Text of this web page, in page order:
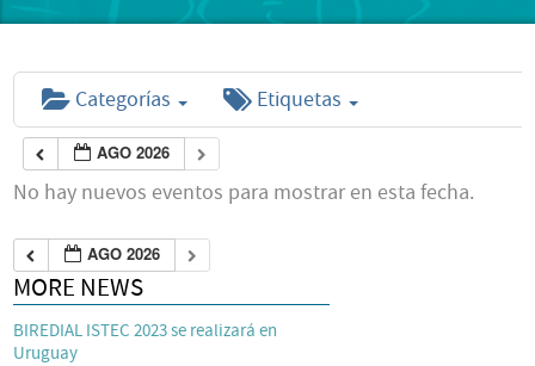
Categorías Etiquetas
AGO 2026
No hay nuevos eventos para mostrar en esta fecha.
AGO 2026
MORE NEWS
BIREDIAL ISTEC 2023 se realizará en
Uruguay